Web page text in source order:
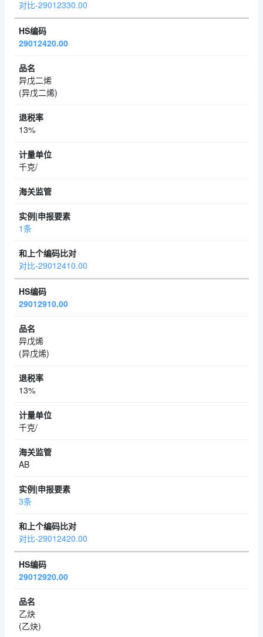
对比-29012330.00
29012420.00
异戊二烯
(异戊二烯)
13%
千克/
1条
对比-29012410.00
29012910.00
异戊烯
(异戊烯)
13%
千克/
AB
3条
对比-29012420.00
29012920.00
乙炔
(乙炔)